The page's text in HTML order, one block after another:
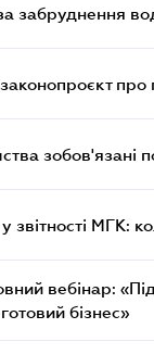
забруднення
зобов'язані
звітності МГК:
вебінар:
бізнес»